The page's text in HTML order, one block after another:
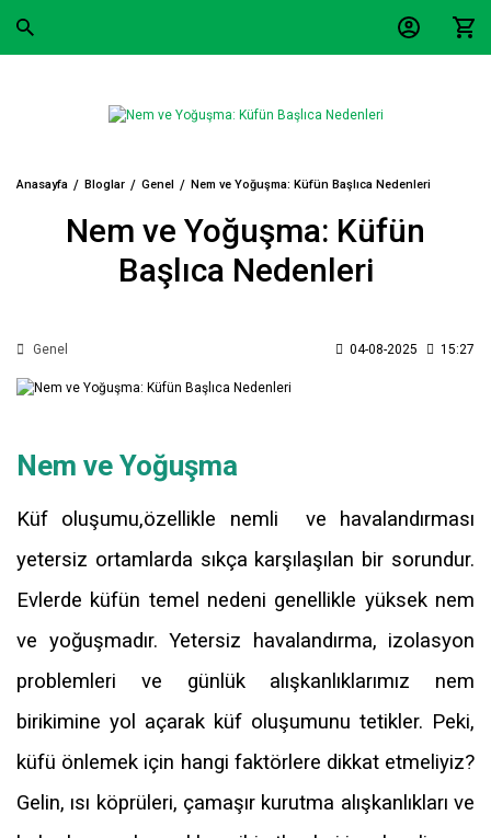
Anasayfa Bloglar Genel Nem ve Yoğuşma: Küfün Başlıca Nedenleri
Nem ve Yoğuşma: Küfün
Başlıca Nedenleri
Genel 04-08-2025 15:27
Nem ve Yoğuşma
Küf oluşumu,özellikle nemli ve havalandırması
yetersiz ortamlarda sıkça karşılaşılan bir sorundur.
Evlerde küfün temel nedeni genellikle yüksek nem
ve yoğuşmadır. Yetersiz havalandırma, izolasyon
problemleri ve günlük alışkanlıklarımız nem
birikimine yol açarak küf oluşumunu tetikler. Peki,
küfü önlemek için hangi faktörlere dikkat etmeliyiz?
Gelin, ısı köprüleri, çamaşır kurutma alışkanlıkları ve